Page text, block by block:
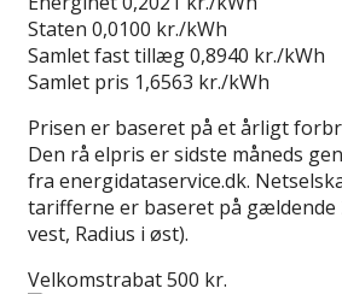
Staten 0,0100 kr./kWh
Samlet fast tillæg0,8940 kr./kWh
Samlet pris 1,6563 kr./kWh
Prisen er baseret på et årligt
Den rå elpris er sidste måneds
fra energidataservice.dk.
tarifferne er baseret på gældende
vest, Radius i øst).
Velkomstrabat 500 kr.